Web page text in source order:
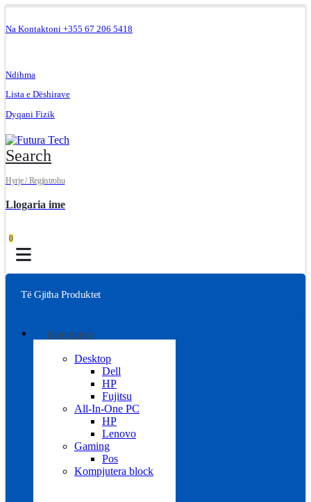
Na Kontaktoni +355 67 206 5418
Ndihma
Lista e Dëshirave
Dyqani Fizik
Search
Hyrje / Regjistrohu
Llogaria ime
0
Të Gjitha Produktet
Kompjutera
Desktop
Dell
HP
Fujitsu
All-In-One PC
HP
Lenovo
Gaming
Pos
Kompjutera block